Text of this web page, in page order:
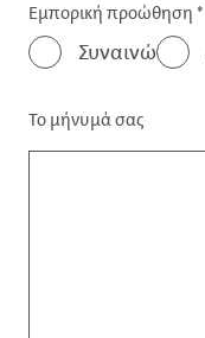
Εμπορική προώθηση *
Συναινώ
Το μήνυμά σας